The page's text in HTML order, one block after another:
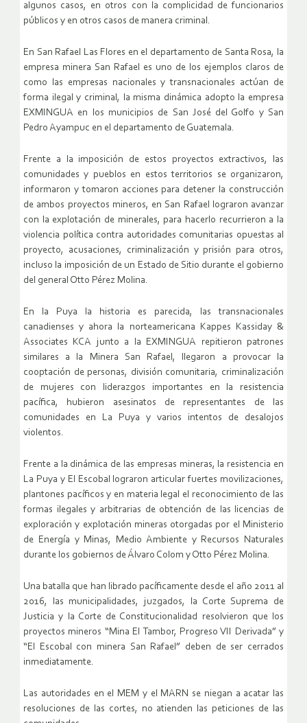
algunos casos, en otros con la complicidad de funcionarios
públicos y en otros casos de manera criminal.
En San Rafael Las Flores en el departamento de Santa Rosa, la
empresa minera San Rafael es uno de los ejemplos claros de
como las empresas nacionales y transnacionales actúan de
forma ilegal y criminal, la misma dinámica adopto la empresa
EXMINGUA en los municipios de San José del Golfo y San
Pedro Ayampuc en el departamento de Guatemala.
Frente a la imposición de estos proyectos extractivos, las
comunidades y pueblos en estos territorios se organizaron,
informaron y tomaron acciones para detener la construcción
de ambos proyectos mineros, en San Rafael lograron avanzar
con la explotación de minerales, para hacerlo recurrieron a la
violencia política contra autoridades comunitarias opuestas al
proyecto, acusaciones, criminalización y prisión para otros,
incluso la imposición de un Estado de Sitio durante el gobierno
del general Otto Pérez Molina.
En la Puya la historia es parecida, las transnacionales
canadienses y ahora la norteamericana Kappes Kassiday &
Associates KCA junto a la EXMINGUA repitieron patrones
similares a la Minera San Rafael, llegaron a provocar la
cooptación de personas, división comunitaria, criminalización
de mujeres con liderazgos importantes en la resistencia
pacífica, hubieron asesinatos de representantes de las
comunidades en La Puya y varios intentos de desalojos
violentos.
Frente a la dinámica de las empresas mineras, la resistencia en
La Puya y El Escobal lograron articular fuertes movilizaciones,
plantones pacíficos y en materia legal el reconocimiento de las
formas ilegales y arbitrarias de obtención de las licencias de
exploración y explotación mineras otorgadas por el Ministerio
de Energía y Minas, Medio Ambiente y Recursos Naturales
durante los gobiernos de Álvaro Colom y Otto Pérez Molina.
Una batalla que han librado pacíficamente desde el año 2011 al
2016, las municipalidades, juzgados, la Corte Suprema de
Justicia y la Corte de Constitucionalidad resolvieron que los
proyectos mineros “Mina El Tambor, Progreso VII Derivada” y
“El Escobal con minera San Rafael” deben de ser cerrados
inmediatamente.
Las autoridades en el MEM y el MARN se niegan a acatar las
resoluciones de las cortes, no atienden las peticiones de las